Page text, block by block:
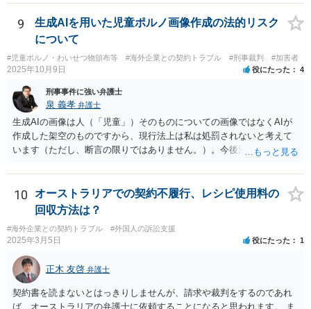
て描くにとどまる場合は、通常、商標権侵害にはなりにくいと考えら
れます。 ただし、家具名や特徴的な形状を商品名・広告に大きく表示
し、公式商品やライセンス商品と誤認させる販売方法であれば、商標
が認められる場合は、著作権も別途問題となります。 無料のSNS投稿
やプレゼントでも、著作権侵害は成立し得ます。商標権については、
有料か無料かよりも、商標として使用しているかが重要です。 また、
日本の商標権は原則として日本国内にのみ効力を持ちます。外国で販
売する場合は、販売国の商標・意匠等を確認する必要があります。 他
の作家の例は、許諾を得ている、権利が消滅している、侵害に当たら
ない、又は単に権利行使されていないなど、様々な可能性がありま
す。他人が販売していることだけでは、適法とは判断できません。
9
生成AIを用いた児童ポルノ画像作成の法的リスク
について
#児童ポルノ・わいせつ物頒布等 #海外企業との契約トラブル #刑事裁判 #加害者
2025年10月9日 役にたった 4
刑事事件に強い弁護士
泉 義孝 弁護士
生成AIの画像は人（「児童」）そのものについての画像ではなくAIが
作成した架空のものですから、現行法上は私は処罰されないと考えて
います（ただし、断言の限りではありません。）。今後法律改正があ
かどうか不明ですが、よろしくお願いいたします。
10
オーストラリアでの契約不履行、レシピ使用料の
回収方法は？
#海外企業との契約トラブル #外国人の訴訟支援
2025年3月5日 役にたった 1
正木 友啓 弁護士
契約書を読まないとはっきりしませんが、請求や裁判をするのであれ
ば、オーストラリアの弁護士に依頼することになると思われます。 ま